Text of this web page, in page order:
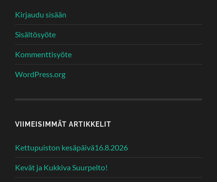
Kirjaudu sisään
Sisältösyöte
Kommenttisyöte
WordPress.org
VIIMEISIMMÄT ARTIKKELIT
Kettupuiston kesäpäivä16.8.2026
Kevät ja Kukkiva Suurpelto!